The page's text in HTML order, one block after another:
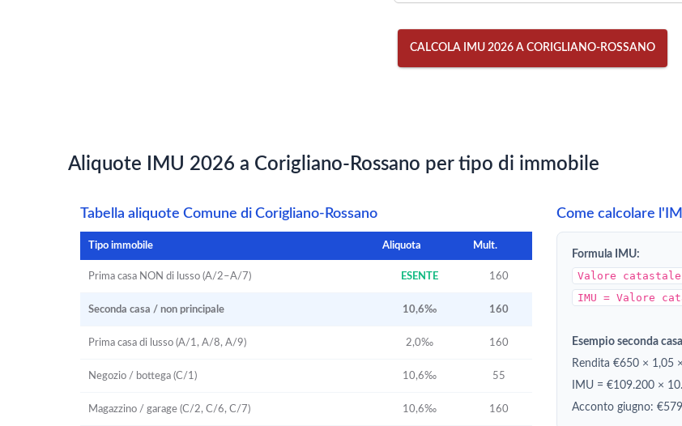
CALCOLA IMU 2026 A CORIGLIANO-ROSSANO
Aliquote IMU 2026 a Corigliano-Rossano per tipo di immobile
Tabella aliquote Comune di Corigliano-Rossano
Tipo immobile Aliquota Mult.
Prima casa NON di lusso (A/2–A/7) ESENTE 160
Seconda casa / non principale 10,6‰ 160
Prima casa di lusso (A/1, A/8, A/9) 2,0‰ 160
Negozio / bottega (C/1) 10,6‰ 55
Magazzino / garage (C/2, C/6, C/7) 10,6‰ 160
Come calcolare
Formula IMU:
Valore
IMU = Valore
Esempio seconda
Rendita €650 × 1,05
IMU = €109.200 ×
Acconto giugno: